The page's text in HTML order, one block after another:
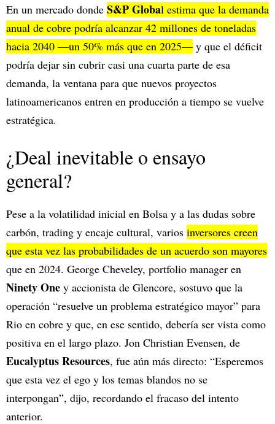
En un mercado donde S&P Global estima que la demanda
anual de cobre podría alcanzar 42 millones de toneladas
hacia 2040 —un 50% más que en 2025— y que el déficit
podría dejar sin cubrir casi una cuarta parte de esa
demanda, la ventana para que nuevos proyectos
latinoamericanos entren en producción a tiempo se vuelve
estratégica.​
¿Deal inevitable o ensayo
general?
Pese a la volatilidad inicial en Bolsa y a las dudas sobre
carbón, trading y encaje cultural, varios inversores creen
que esta vez las probabilidades de un acuerdo son mayores
que en 2024. George Cheveley, portfolio manager en
Ninety One y accionista de Glencore, sostuvo que la
operación “resuelve un problema estratégico mayor” para
Rio en cobre y que, en ese sentido, debería ser vista como
positiva en el largo plazo. Jon Christian Evensen, de
Eucalyptus Resources, fue aún más directo: “Esperemos
que esta vez el ego y los temas blandos no se
interpongan”, dijo, recordando el fracaso del intento
anterior.​